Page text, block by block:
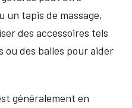
un tapis de massage,
des accessoires tels
ou des balles pour aider
généralement en